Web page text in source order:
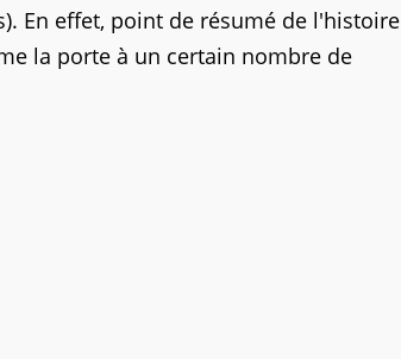
En effet, point de résumé de l'histoire
la porte à un certain nombre de